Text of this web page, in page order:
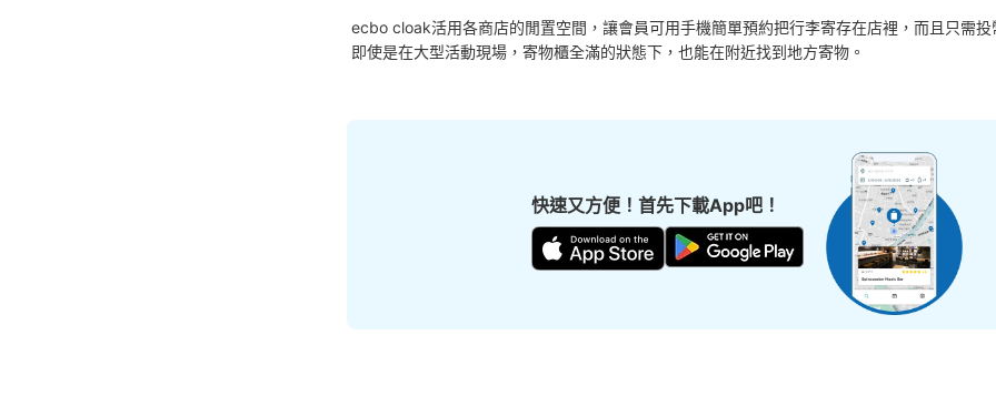
ecbo cloak活用各商店的閒置空間，讓會員可用手機簡單預約把行李寄存在店裡，而且只需投
即使是在大型活動現場，寄物櫃全滿的狀態下，也能在附近找到地方寄物。
快速又方便！首先下載App吧！